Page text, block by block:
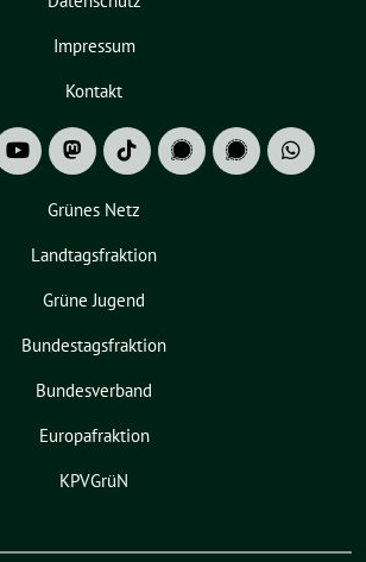
Impressum
Kontakt
Grünes Netz
Landtagsfraktion
Grüne Jugend
Bundestagsfraktion
Bundesverband
Europafraktion
KPVGrüN